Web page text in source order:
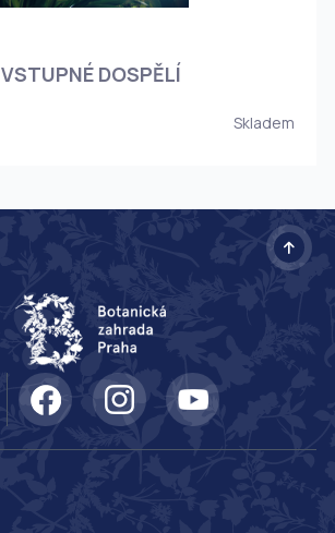
VSTUPNÉ DOSPĚLÍ
Skladem